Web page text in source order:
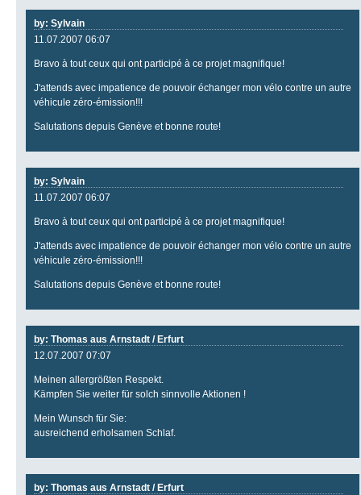
by: Sylvain
11.07.2007 06:07
Bravo à tout ceux qui ont participé à ce projet magnifique!
J'attends avec impatience de pouvoir échanger mon vélo contre un autre
véhicule zéro-émission!!!
Salutations depuis Genève et bonne route!
by: Sylvain
11.07.2007 06:07
Bravo à tout ceux qui ont participé à ce projet magnifique!
J'attends avec impatience de pouvoir échanger mon vélo contre un autre
véhicule zéro-émission!!!
Salutations depuis Genève et bonne route!
by: Thomas aus Arnstadt / Erfurt
12.07.2007 07:07
Meinen allergrößten Respekt.
Kämpfen Sie weiter für solch sinnvolle Aktionen !
Mein Wunsch für Sie:
ausreichend erholsamen Schlaf.
by: Thomas aus Arnstadt / Erfurt